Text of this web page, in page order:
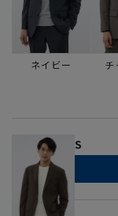
ネイビー チ
S